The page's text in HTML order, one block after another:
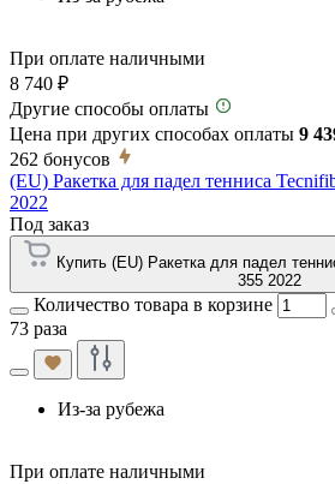
При оплате наличными
8 740 ₽
Другие способы оплаты
Цена при других способах оплаты 9
262 бонусов
(EU) Ракетка для падел тенниса
2022
Под заказ
Купить (EU) Ракетка для падел
355 2022
Количество товара в корзине
73 раза
Из-за рубежа
При оплате наличными